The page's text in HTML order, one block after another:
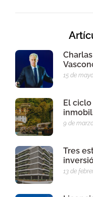
15 de
El
9 de
Tres
13 de